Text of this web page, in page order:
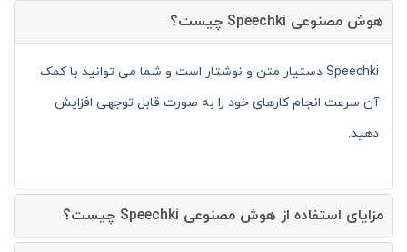
هوش مصنوعی Speechki چیست؟
Speechki دستیار متن و نوشتار است و شما می توانید با کمک
آن سرعت انجام کارهای خود را به صورت قابل توجهی افزایش
دهید.
مزایای استفاده از هوش مصنوعی Speechki چیست؟